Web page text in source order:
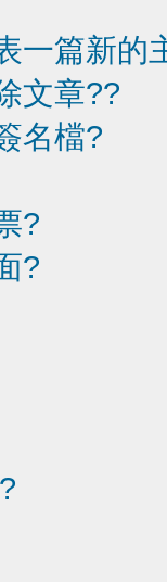
一篇新的
文章??
名檔?
?
?